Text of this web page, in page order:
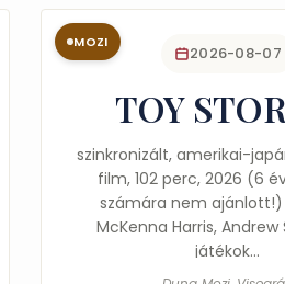
MOZI
2026-08-07
TOY
szinkronizált, amerikai-
film, 102 perc, 2026 (6
számára nem ajánlott!)
McKenna Harris,
játékok…